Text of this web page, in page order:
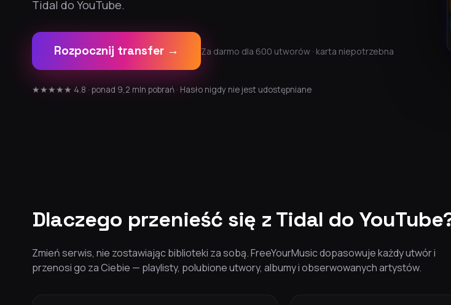
Tidal do YouTube.
Rozpocznij transfer → Za darmo dla 600 utworów · karta niepotrzebna
★★★★★ 4.8 · ponad 9,2 mln pobrań · Hasło nigdy nie jest udostępniane
Dlaczego przenieść się z Tidal do
Zmień serwis, nie zostawiając biblioteki za sobą. FreeYourMusic dopasowuje każdy utwór i
przenosi go za Ciebie — playlisty, polubione utwory, albumy i obserwowanych artystów.